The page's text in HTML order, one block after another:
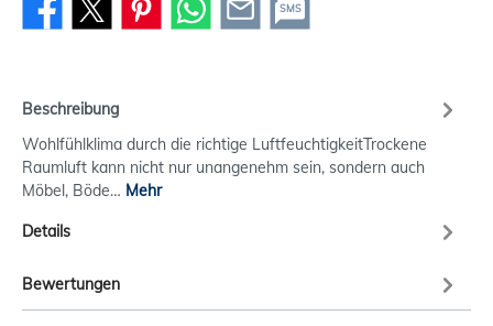
SMS
Beschreibung
Wohlfühlklima durch die richtige LuftfeuchtigkeitTrockene
Raumluft kann nicht nur unangenehm sein, sondern auch
Möbel, Böde… Mehr
Details
Bewertungen